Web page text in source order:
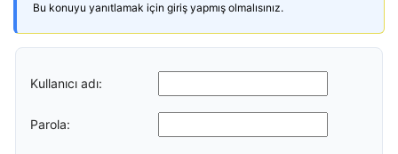
Bu konuyu yanıtlamak için giriş yapmış olmalısınız.
Kullanıcı adı:
Parola: